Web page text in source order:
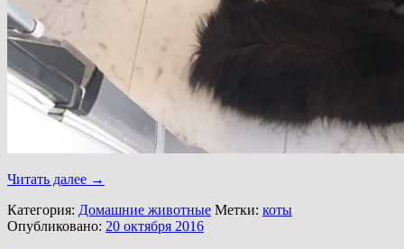
Читать далее →
Категория: Домашние животные Метки: коты
Опубликовано: 20 октября 2016